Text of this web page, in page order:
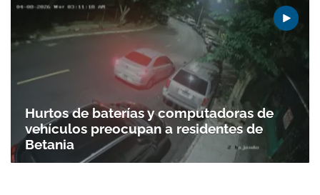
Hurtos de baterías y computadoras de
vehículos preocupan a residentes de
Betania